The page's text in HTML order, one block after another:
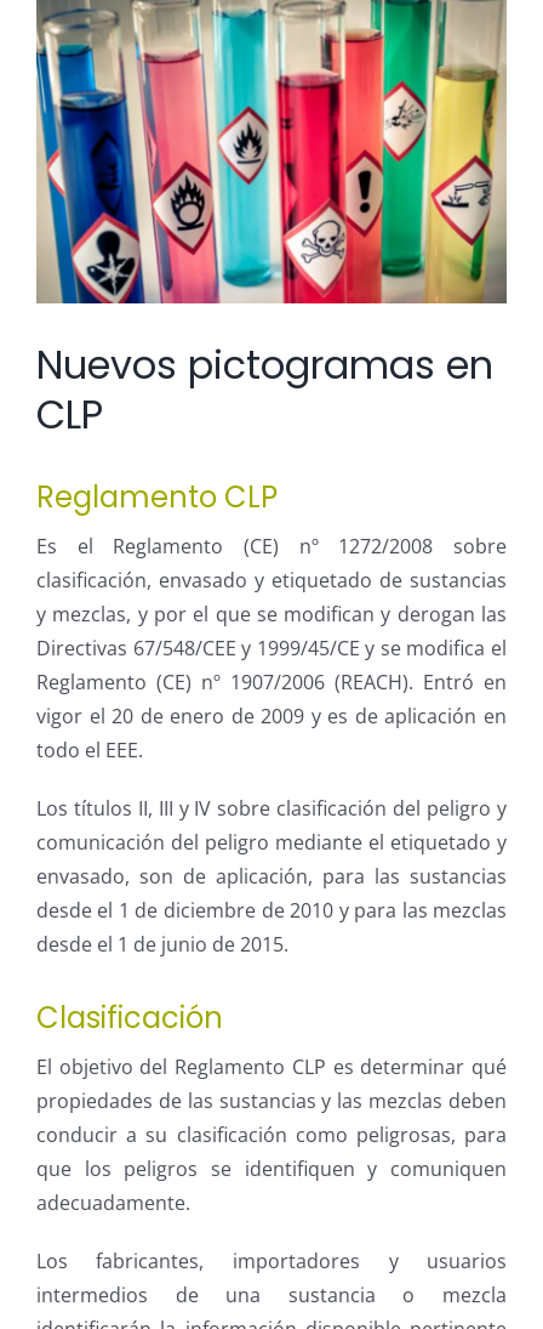
imagen
más
grande
Nuevos pictogramas en
CLP
Reglamento CLP
Es el Reglamento (CE) nº 1272/2008 sobre
clasificación, envasado y etiquetado de sustancias
y mezclas, y por el que se modifican y derogan las
Directivas 67/548/CEE y 1999/45/CE y se modifica el
Reglamento (CE) nº 1907/2006 (REACH). Entró en
vigor el 20 de enero de 2009 y es de aplicación en
todo el EEE.
Los títulos II, III y IV sobre clasificación del peligro y
comunicación del peligro mediante el etiquetado y
envasado, son de aplicación, para las sustancias
desde el 1 de diciembre de 2010 y para las mezclas
desde el 1 de junio de 2015.
Clasificación
El objetivo del Reglamento CLP es determinar qué
propiedades de las sustancias y las mezclas deben
conducir a su clasificación como peligrosas, para
que los peligros se identifiquen y comuniquen
adecuadamente.
Los fabricantes, importadores y usuarios
intermedios de una sustancia o mezcla